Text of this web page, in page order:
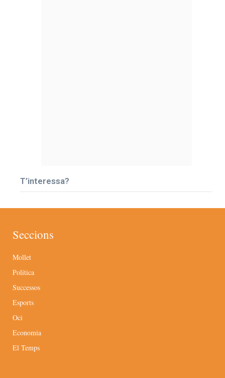
T’interessa?
Seccions
Mollet
Política
Successos
Esports
Oci
Economia
El Temps